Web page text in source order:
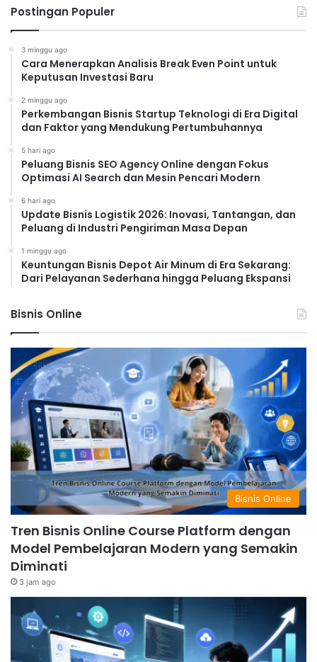
Postingan Populer
3 minggu ago
Cara Menerapkan Analisis Break Even Point untuk
Keputusan Investasi Baru
2 minggu ago
Perkembangan Bisnis Startup Teknologi di Era Digital
dan Faktor yang Mendukung Pertumbuhannya
5 hari ago
Peluang Bisnis SEO Agency Online dengan Fokus
Optimasi AI Search dan Mesin Pencari Modern
6 hari ago
Update Bisnis Logistik 2026: Inovasi, Tantangan, dan
Peluang di Industri Pengiriman Masa Depan
1 minggu ago
Keuntungan Bisnis Depot Air Minum di Era Sekarang:
Dari Pelayanan Sederhana hingga Peluang Ekspansi
Bisnis Online
Bisnis Online
Tren Bisnis Online Course Platform dengan
Model Pembelajaran Modern yang Semakin
Diminati
3 jam ago